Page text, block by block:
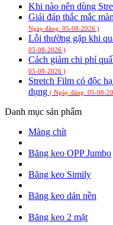
Khi nào nên dùng
Giải đáp thắc mắc
Ngày đăng: 05-08-2026 )
Lỗi thường gặp khi
05-08-2026 )
Cách giảm chi phí
05-08-2026 )
Stretch Film có độc
dụng ( Ngày đăng: 05-08-
Danh mục sản phẩm
Màng chít
Băng keo OPP Jumbo
Băng keo Simily
Băng keo dán nền
Băng keo 2 mặt